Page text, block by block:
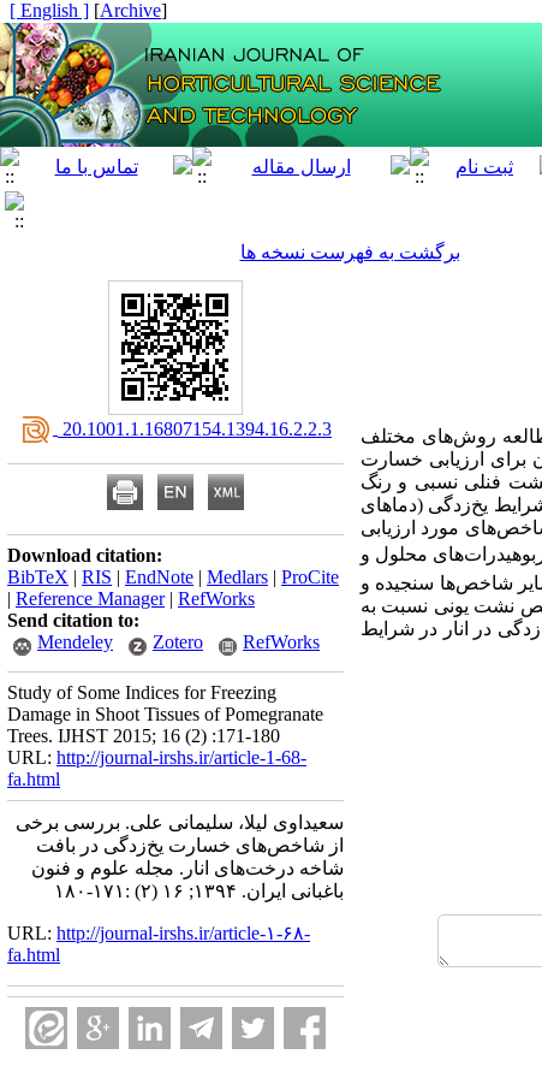
[
Archive
]
[ English ]
برگشت به فهرست نسخه ها
روش‌های مختلف
برای ارزیابی خسارت
فنلی نسبی و رنگ
یخ‌زدگی (دماهای
مورد ارزیابی
محلول و
شاخص‌ها سنجیده و
نشت یونی نسبت به
در انار در شرایط
‎ 20.1001.1.16807154.1394.16.2.2.3
Download citation:
BibTeX | RIS | EndNote | Medlars | ProCite
| Reference Manager| RefWorks
Send citation to:
Mendeley
Zotero RefWorks
Study of Some Indices for Freezing
Damage in Shoot Tissues of Pomegranate
Trees. IJHST 2015; 16 (2) :171-180
URL: http://journal-irshs.ir/article-1-68-
fa.html
سعیداوی لیلا، سلیمانی علی. بررسی برخی
از شاخص‌های خسارت یخ‌زدگی در بافت
شاخه درخت‌های انار. مجله علوم و فنون
باغبانی ایران. ۱۳۹۴; ۱۶ (۲) :۱۷۱-۱۸۰
URL: http://journal-irshs.ir/article-۱-۶۸-
fa.html